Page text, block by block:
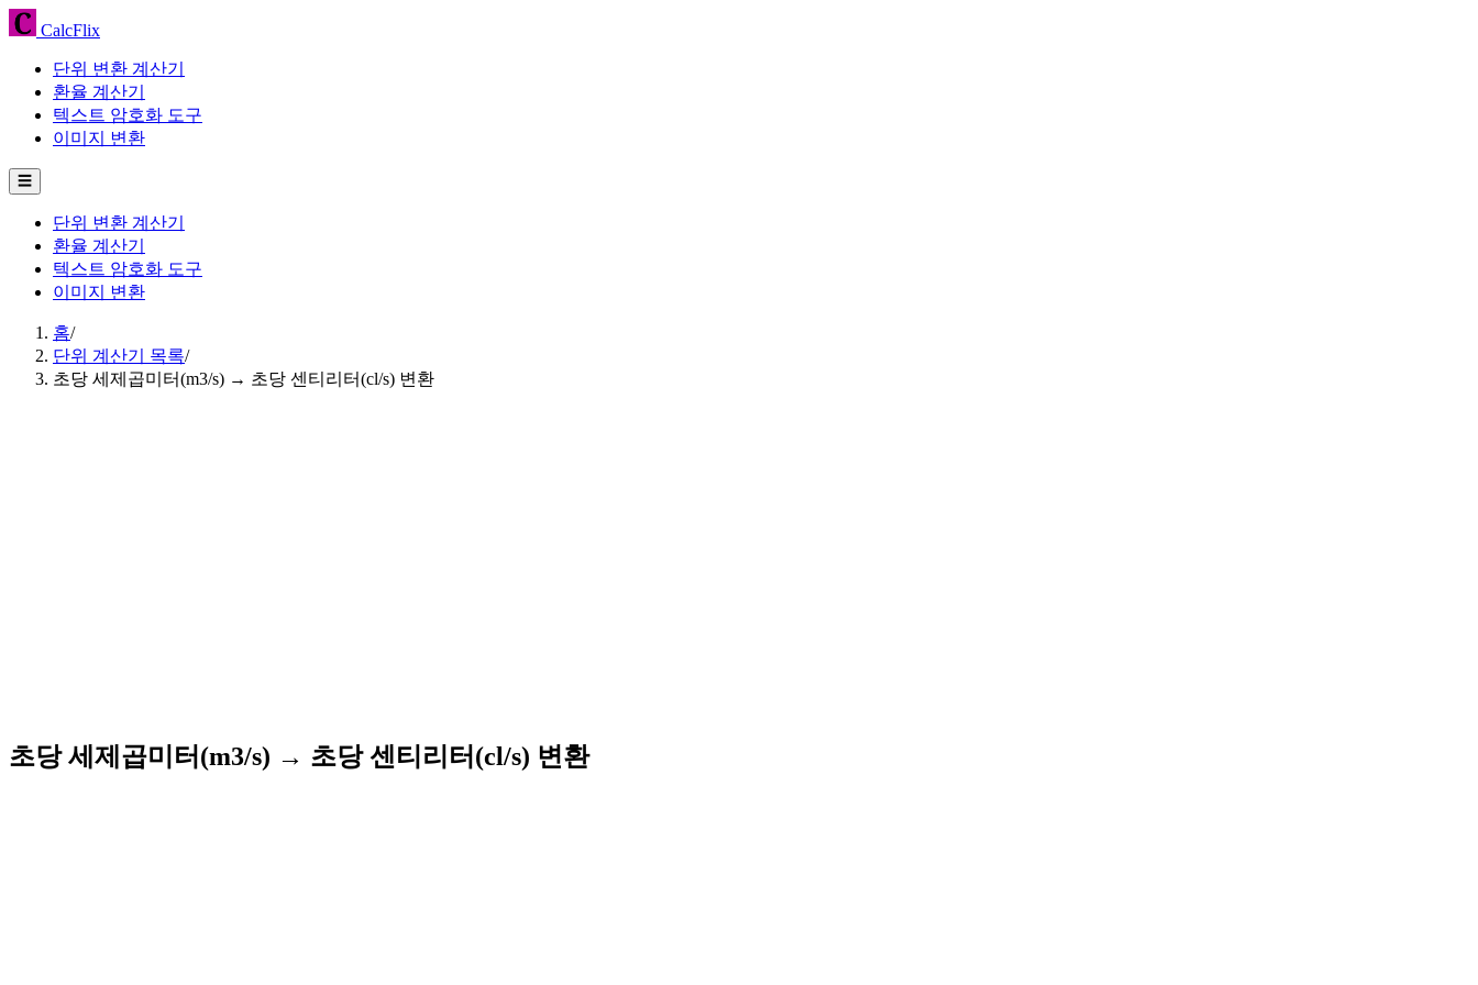
CalcFlix
단위 변환 계산기
환율 계산기
텍스트 암호화 도구
이미지 변환
☰
단위 변환 계산기
환율 계산기
텍스트 암호화 도구
이미지 변환
홈/
단위 계산기 목록/
초당 세제곱미터(m3/s) → 초당 센티리터(cl/s) 변환
초당 세제곱미터(m3/s) → 초당 센티리터(cl/s) 변환